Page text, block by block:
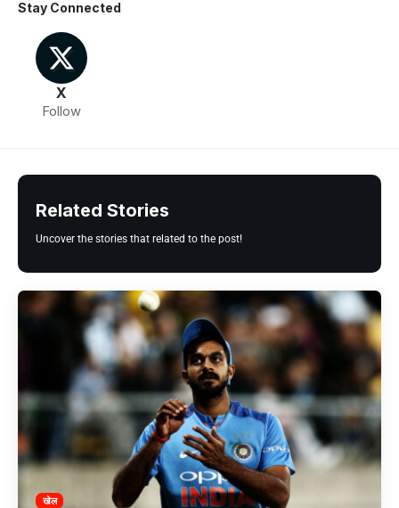
Stay Connected
X
Follow
Related Stories
Uncover the stories that related to the post!
खेल